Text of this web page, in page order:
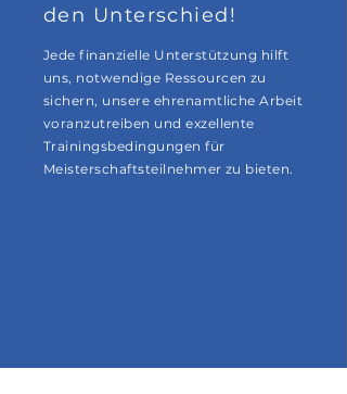
den Unterschied!
Jede finanzielle Unterstützung hilft
uns, notwendige Ressourcen zu
sichern, unsere ehrenamtliche Arbeit
voranzutreiben und exzellente
Trainingsbedingungen für
Meisterschaftsteilnehmer zu bieten.